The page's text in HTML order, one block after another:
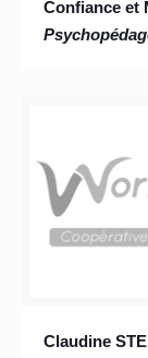
Confiance et
Claudine